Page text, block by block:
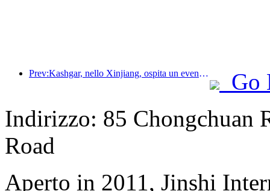
Prev:Kashgar, nello Xinjiang, ospita un evento di promozione turistica per favorire lo scambio interetnico.
Go
Indirizzo: 85 Chongchuan
Road
Aperto in 2011, Jinshi